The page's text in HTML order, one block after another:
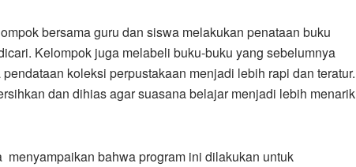
bersama guru dan siswa melakukan penataan buku
Kelompok juga melabeli buku-buku yang sebelumnya
koleksi perpustakaan menjadi lebih rapi dan teratur.
dan dihias agar suasana belajar menjadi lebih menarik
bahwa program ini dilakukan untuk